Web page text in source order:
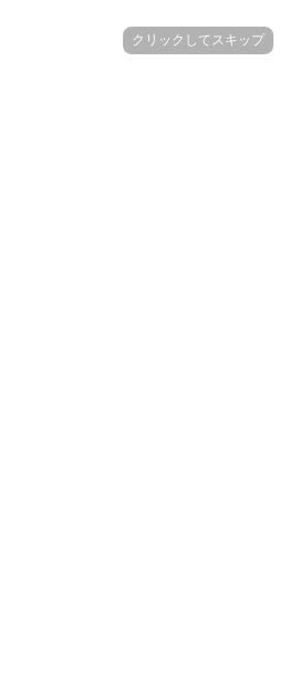
クリックしてスキップ